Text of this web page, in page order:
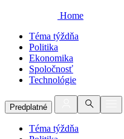
Home
Téma týždňa
Politika
Ekonomika
Spoločnosť
Technológie
Predplatné
Téma týždňa